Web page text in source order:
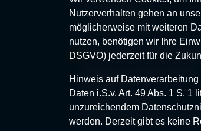
Tel.08332 792-0
Fax 08332 792-5416
MVZ-FACHPRAXENVERBUND
Klinikverbund Allgäu gGmbH
Im Stillen 2
87509 Immenstadt
www.mvz-
Nutzerverhalten gehen an
möglicherweise mit weiteren
nutzen, benötigen wir Ihre
DSGVO) jederzeit für die
Hinweis auf
Daten i.S.v. Art. 49 Abs. 1 S. 1
unzureichendem
werden. Derzeit gibt es keine